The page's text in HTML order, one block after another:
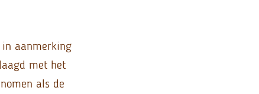
aanmerking
met het
als de